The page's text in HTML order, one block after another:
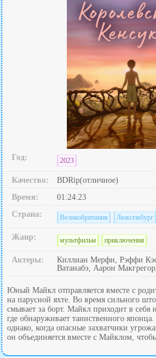
Год: 2023
Качество:
BDRip(отличное)
Время:
01:24:23
Страна:
Великобритания Люксембург
Жанр: мультфильм приключения
Актеры:
Киллиан Мерфи, Рэффи
Ватанабэ, Аарон
Юный Майкл отправляется вместе с
на парусной яхте. Во время сильного
смывает за борт. Майкл приходит в себя
где обнаруживает таинственного
однако, когда опасные захватчики
он объединяется вместе с Майклом,